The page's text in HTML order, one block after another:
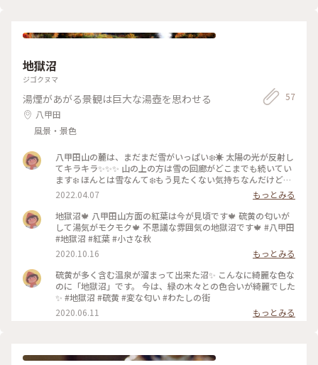
におもしろくなると思うので、ぜひ聞いてみてください。 ア
場合はバスの利用が便利です。事前にバスを使うことを伝えれ
で迎えに来てくださいます。事前に伝えれば、帰りの時間も考
慮したツアーを組んでもらえるので、迷う方は一度相談してみ
てはいかがでしょうか。 事前の準備は昼食とオヤツ・飲み
物くらいです。靴やアウターはレンタルが可能なので、ほぼ身
一つで参加する事ができます。なお、私は昼食にカップ麺を持
湯・おにぎり500円など必要ですか、と聞かれます）荷物も軽
くすみ、かつ温かさにホッとするのでおすすめです。 ↓リンク
https://matagisha.sakura.ne.jp/newecotour.html #冬の旅
#私のことりっぷ旅 #白神山地
地獄沼
ジゴクヌマ
湯煙があがる景観は巨大な湯壺を思わせる
八甲田
風景・景色
57
八甲田山の麓は、まだまだ雪がいっぱい❄️☀️ 太陽の光が反射し
てキラキラ✨✨✨ 山の上の方は雪の回廊がどこまでも続いてい
ます❄️ ほんとは雪なんて❄️もう見たくない気持ちなんだけど…
雪の回廊を見ると春が来たって思います🌱 #八甲田山 #地獄沼
2022.04.07
もっとみる
地獄沼🍁 八甲田山方面の紅葉は今が見頃です🍁 硫黄の匂いが
して湯気がモクモク🍁 不思議な雰囲気の地獄沼です🍁 #八甲田
#地獄沼 #紅葉 #小さな秋
2020.10.16
もっとみる
硫黄が多く含む温泉が溜まって出来た沼✨ こんなに綺麗な色な
のに「地獄沼」です。 今は、緑の木々との色合いが綺麗でした
✨ #地獄沼 #硫黄 #変な匂い #わたしの街
2020.06.11
もっとみる